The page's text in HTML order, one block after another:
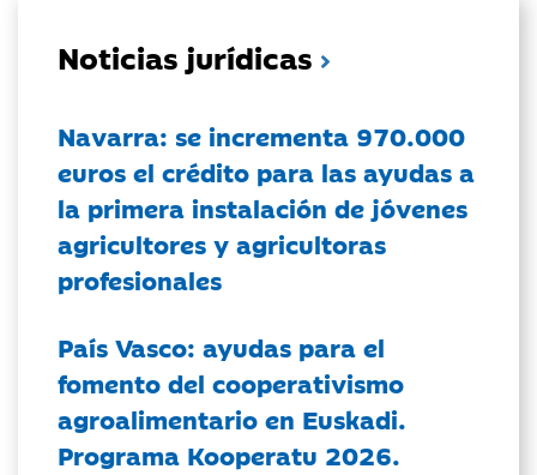
Noticias jurídicas
Navarra: se incrementa 970.000
euros el crédito para las ayudas a
la primera instalación de jóvenes
agricultores y agricultoras
profesionales
País Vasco: ayudas para el
fomento del cooperativismo
agroalimentario en Euskadi.
Programa Kooperatu 2026.